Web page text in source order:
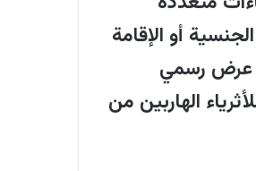
وهذا يوضح
الأمريكية،
مالطا. وهذا
أو ضريبي
أو الإقامة
عرض رسمي
الهاربين من